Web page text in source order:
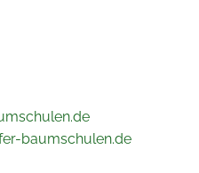
baumschulen.de